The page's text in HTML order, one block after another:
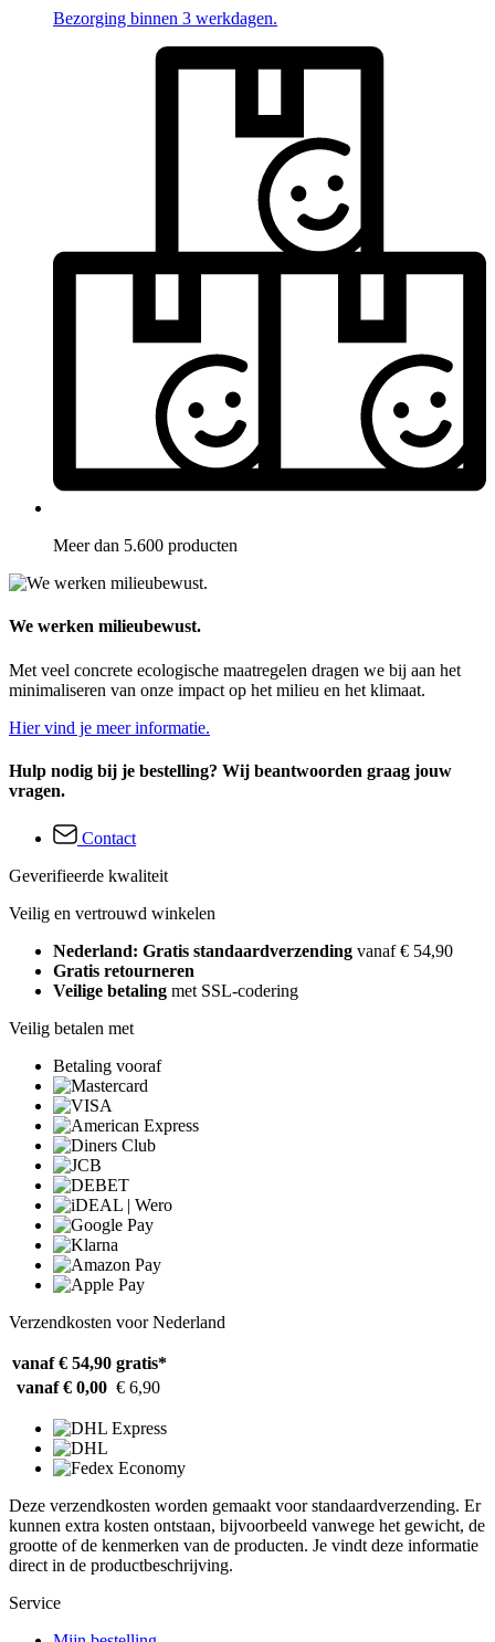
Bezorging binnen 3 werkdagen.
Meer dan 5.600 producten
We werken milieubewust.
Met veel concrete ecologische maatregelen dragen we bij aan het
minimaliseren van onze impact op het milieu en het klimaat.
Hier vind je meer informatie.
Hulp nodig bij je bestelling? Wij beantwoorden graag jouw
vragen.
Contact
Geverifieerde kwaliteit
Veilig en vertrouwd winkelen
Nederland: Gratis standaardverzending vanaf € 54,90
Gratis retourneren
Veilige betaling met SSL-codering
Veilig betalen met
Betaling vooraf
Verzendkosten voor Nederland
vanaf € 54,90 gratis*
vanaf € 0,00 € 6,90
Deze verzendkosten worden gemaakt voor standaardverzending. Er
kunnen extra kosten ontstaan, bijvoorbeeld vanwege het gewicht, de
grootte of de kenmerken van de producten. Je vindt deze informatie
direct in de productbeschrijving.
Service